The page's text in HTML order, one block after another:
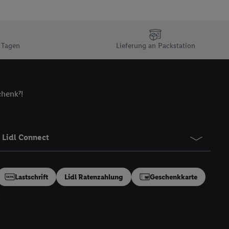
Lieferung an Packstation
Lidl Connect
Lastschrift Lidl Ratenzahlung Geschenkkarte
bestehendes Lidl
Online-Kennung
verwenden
auszuspielen.
Technologie in
verfügbar ist.
und einer
Kennung
speziell zur
generell zu
„Nutzung der
(nur für